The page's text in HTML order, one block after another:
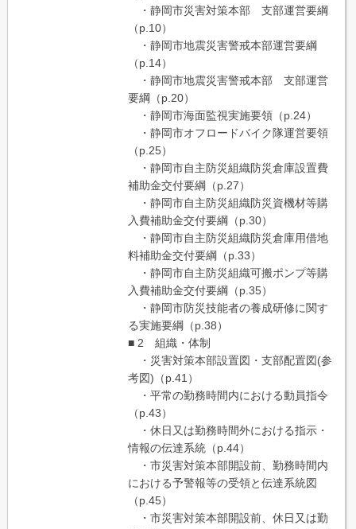
・静岡市災害対策本部 支部運営要綱
（p.10）
・静岡市地震災害警戒本部運営要綱
（p.14）
・静岡市地震災害警戒本部 支部運営
要綱（p.20）
・静岡市海面監視実施要領（p.24）
・静岡市オフロードバイク隊運営要領
（p.25）
・静岡市自主防災組織防災倉庫設置費
補助金交付要綱（p.27）
・静岡市自主防災組織防災資機材等購
入費補助金交付要綱（p.30）
・静岡市自主防災組織防災倉庫用借地
料補助金交付要綱（p.33）
・静岡市自主防災組織可搬ポンプ等購
入費補助金交付要綱（p.35）
・静岡市防災技能者の養成研修に関す
る実施要綱（p.38）
■ 2 組織・体制
・災害対策本部設置図・支部配置図(参
考図)（p.41）
・平常の勤務時間内における動員指令
（p.43）
・休日又は勤務時間外における指示・
情報の伝達系統（p.44）
・市災害対策本部開設前、勤務時間内
における予警報等の受領と伝達系統図
（p.45）
・市災害対策本部開設前、休日又は勤